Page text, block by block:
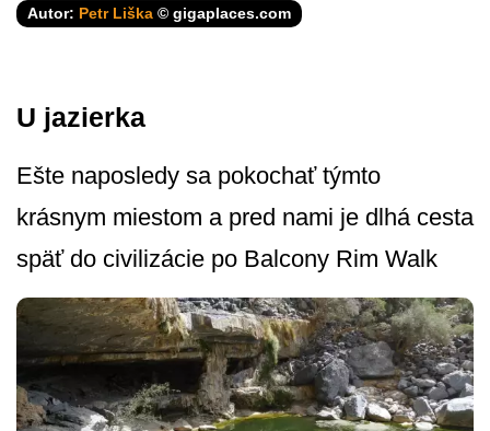
Autor: Petr Liška © gigaplaces.com
U jazierka
Ešte naposledy sa pokochať týmto
krásnym miestom a pred nami je dlhá cesta
späť do civilizácie po Balcony Rim Walk